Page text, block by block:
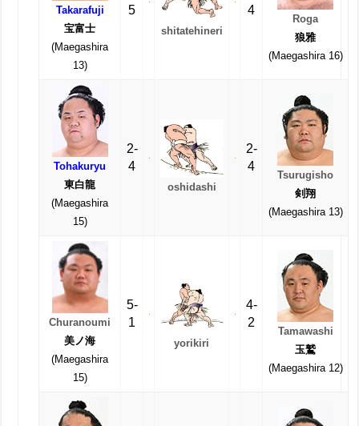
Takarafuji
宝富士
(Maegashira
13)
5
shitatehineri
4
Roga
狼雅
(Maegashira 16)
Tohakuryu
東白龍
(Maegashira
15)
2-
4
oshidashi
2-
4
Tsurugisho
剣翔
(Maegashira 13)
Churanoumi
美ノ海
(Maegashira
15)
5-
1
yorikiri
4-
2
Tamawashi
玉鷲
(Maegashira 12)